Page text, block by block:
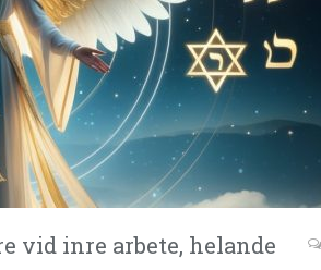
vid inre arbete, helande